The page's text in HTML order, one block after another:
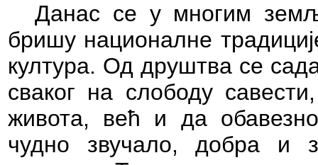
Данас се у многим
бришу националне
култура. Од друштва се
сваког на слободу
живота, већ и да
чудно звучало, добра и